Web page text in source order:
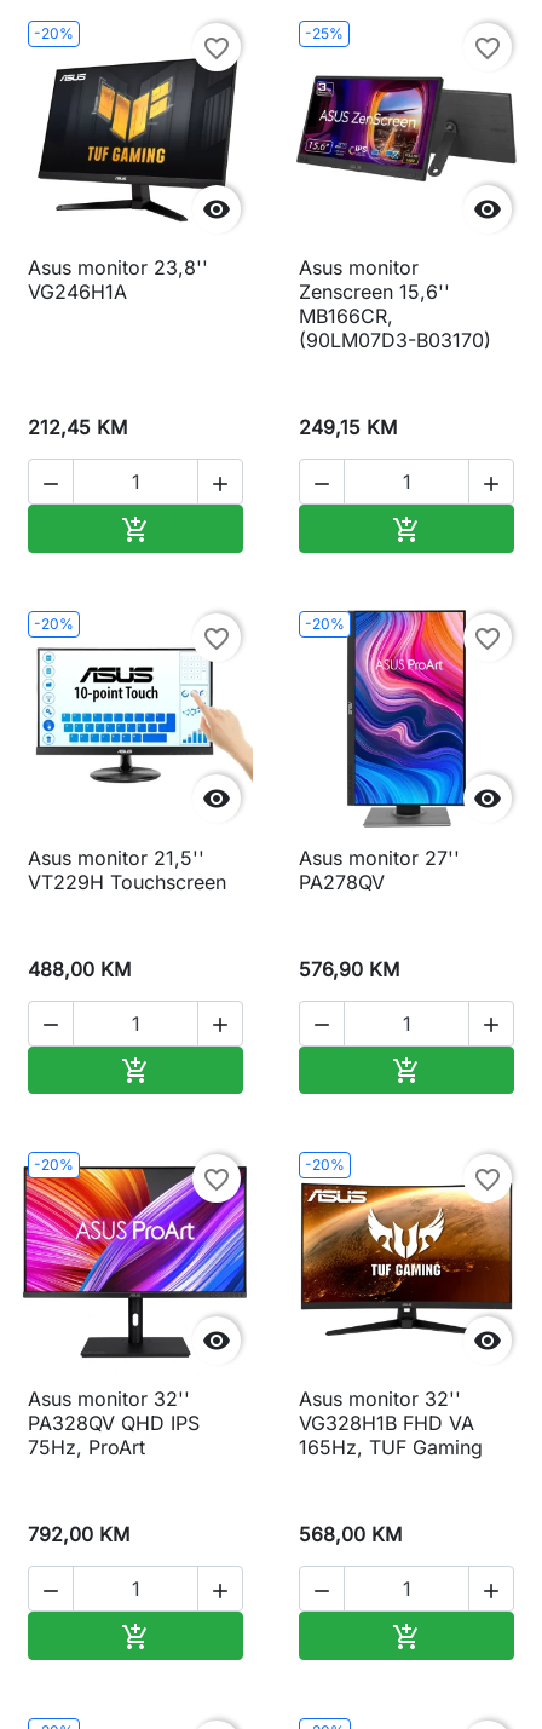
-20%

favorite_border
Asus monitor 23,8''
VG246H1A
212,45 KM
 

-25%

favorite_border
Asus monitor
Zenscreen 15,6''
MB166CR,
(90LM07D3-B03170)
249,15 KM
 

-20%

favorite_border
Asus monitor 21,5''
VT229H Touchscreen
488,00 KM
 

-20%

favorite_border
Asus monitor 27''
PA278QV
576,90 KM
 

-20%

favorite_border
Asus monitor 32''
PA328QV QHD IPS
75Hz, ProArt
792,00 KM
 

-20%

favorite_border
Asus monitor 32''
VG328H1B FHD VA
165Hz, TUF Gaming
568,00 KM
 
